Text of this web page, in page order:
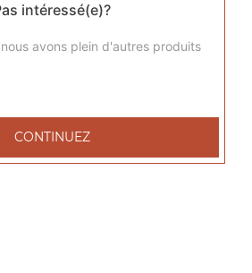
intéressé(e)?
avons plein d'autres produits
CONTINUEZ